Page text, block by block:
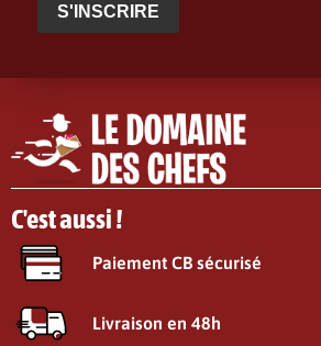
S'INSCRIRE
C'est aussi !
Paiement CB sécurisé
Livraison en 48h